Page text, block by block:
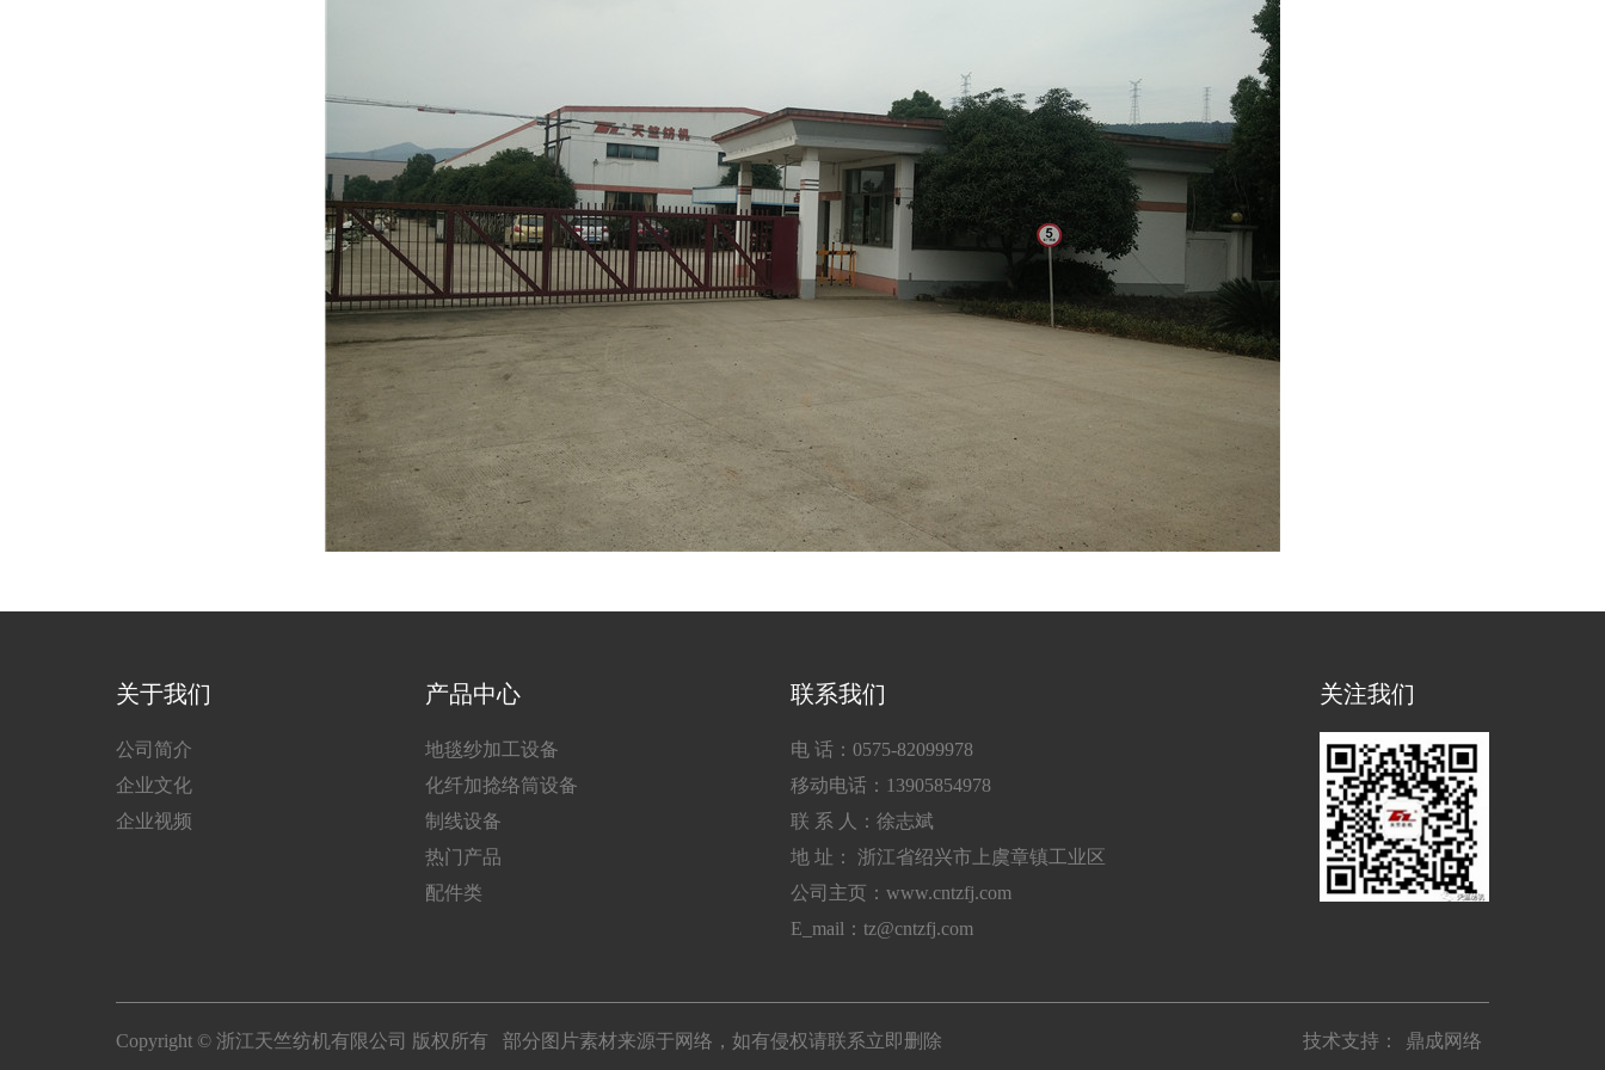
关于我们
公司简介
企业文化
企业视频
产品中心
地毯纱加工设备
化纤加捻络筒设备
制线设备
热门产品
配件类
联系我们
电 话：0575-82099978
移动电话：13905854978
联 系 人：徐志斌
地 址： 浙江省绍兴市上虞章镇工业区
公司主页：www.cntzfj.com
E_mail：tz@cntzfj.com
关注我们
Copyright © 浙江天竺纺机有限公司 版权所有 部分图片素材来源于网络，如有侵权请联系立即删除 技术支持： 鼎成网络